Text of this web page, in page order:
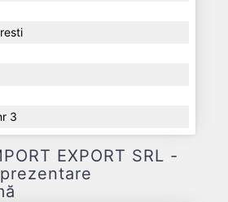
3
EXPORT SRL -